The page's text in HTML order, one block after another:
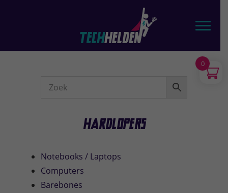
hoofd
Webshop
Hardlopers
Notebooks / Laptops
Computers
Barebones
0